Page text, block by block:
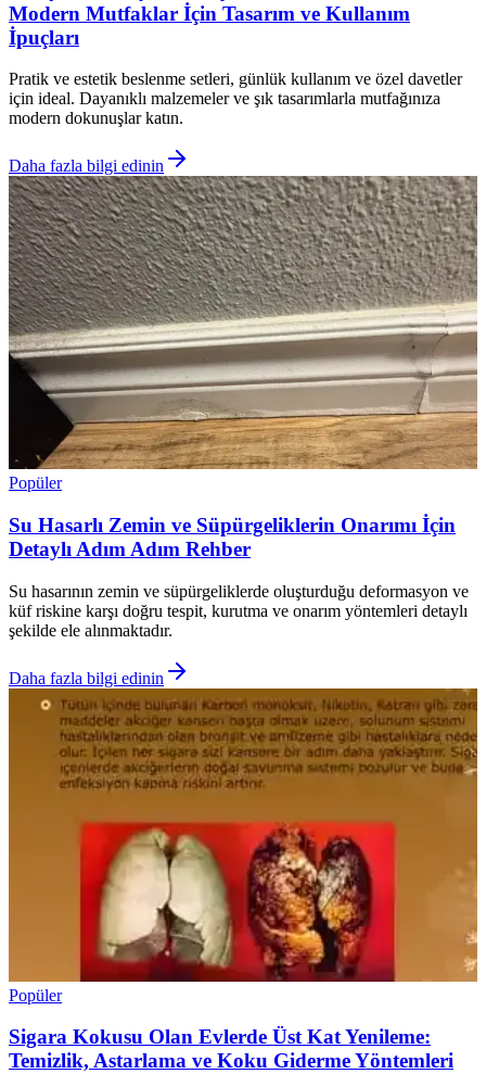
Modern Mutfaklar İçin Tasarım ve Kullanım
İpuçları
Pratik ve estetik beslenme setleri, günlük kullanım ve özel davetler
için ideal. Dayanıklı malzemeler ve şık tasarımlarla mutfağınıza
modern dokunuşlar katın.
Daha fazla bilgi edinin
Popüler
Su Hasarlı Zemin ve Süpürgeliklerin Onarımı İçin
Detaylı Adım Adım Rehber
Su hasarının zemin ve süpürgeliklerde oluşturduğu deformasyon ve
küf riskine karşı doğru tespit, kurutma ve onarım yöntemleri detaylı
şekilde ele alınmaktadır.
Daha fazla bilgi edinin
Popüler
Sigara Kokusu Olan Evlerde Üst Kat Yenileme:
Temizlik, Astarlama ve Koku Giderme Yöntemleri